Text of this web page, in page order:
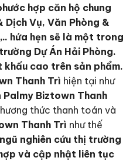
hợp căn hộ chung
Dịch Vụ, Văn Phòng &
hứa hẹn sẽ là một trong
Dự Án Hải Phòng.
khấu cao trên sản phẩm.
Thanh Trì hiện tại như
Palmy Biztown Thanh
thức thanh toán và
Thanh Trì như thế
nghiên cứu thị trường
và cập nhật liên tục